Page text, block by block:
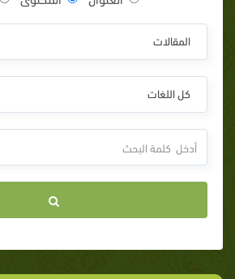
المقالات
كل اللغات